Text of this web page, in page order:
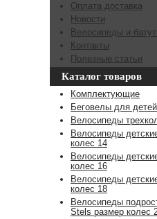
Оплата доставка
Новости
Велосипеды и
Контакты
Полезные статьи
Каталог товаров
Комплектующие
Беговелы для детей
Велосипеды
Велосипеды
колес 14
Велосипеды
колес 16
Велосипеды
колес 18
Велосипеды
Stels размер колес